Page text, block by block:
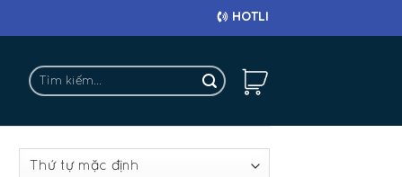
HOTLINE: 0911 682 663
Tìm
kiếm: